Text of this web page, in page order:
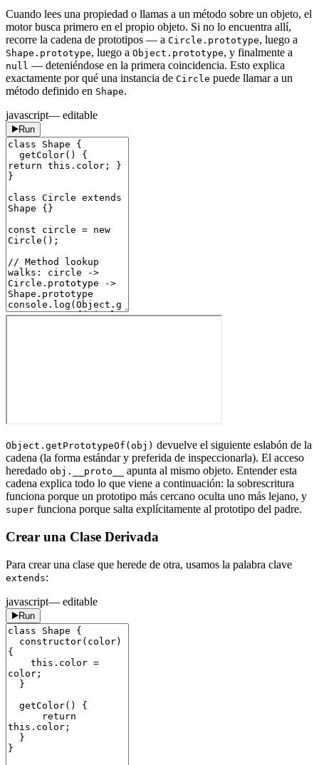
Cuando lees una propiedad o llamas a un método sobre un objeto, el
motor busca primero en el propio objeto. Si no lo encuentra allí,
recorre la cadena de prototipos — a Circle.prototype, luego a
Shape.prototype, luego a Object.prototype, y finalmente a
null — deteniéndose en la primera coincidencia. Esto explica
exactamente por qué una instancia de Circle puede llamar a un
método definido en Shape.
javascript— editable
Run
Object.getPrototypeOf(obj) devuelve el siguiente eslabón de la
cadena (la forma estándar y preferida de inspeccionarla). El acceso
heredado obj.__proto__
apunta al mismo objeto. Entender esta
cadena explica todo lo que viene a continuación: la sobrescritura
funciona porque un prototipo más cercano oculta uno más lejano, y
super funciona porque salta explícitamente al prototipo del padre.
Crear una Clase Derivada
Para crear una clase que herede de otra, usamos la palabra clave
extends:
javascript— editable
Run